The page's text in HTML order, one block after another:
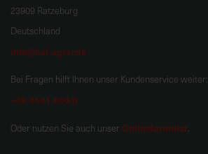
23909 Ratzeburg
Deutschland
info@bat-agrar.de
Bei Fragen hilft Ihnen unser Kundenservice weiter:
+49 4541 806 0
Oder nutzen Sie auch unser Onlineformular.